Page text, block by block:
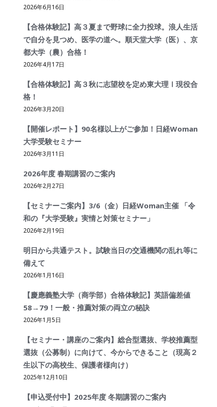
2026年6月16日
【合格体験記】高３夏まで野球に全力投球。浪人生活
で自分を見つめ、医学の道へ。順天堂大学（医）、京
都大学（農）合格！
2026年4月17日
【合格体験記】高３秋に志望校を定め東大理Ⅰ現役合
格！
2026年3月20日
【開催レポート】90名様以上がご参加！日経Woman
大学受験セミナー
2026年3月11日
2026年度 春期講習のご案内
2026年2月27日
【セミナーご案内】3/6（金）日経Woman主催 「令
和の『大学受験』実情と対策セミナー」
2026年2月19日
明日から共通テスト。試験当日の交通機関の乱れ等に
備えて
2026年1月16日
【慶應義塾大学（商学部）合格体験記】英語偏差値
58→79！一般・推薦対策の両立の秘訣
2026年1月5日
【セミナー・講座のご案内】総合型選抜、学校推薦型
選抜（公募制）に向けて、今からできること（現高２
生以下の高校生、保護者様向け）
2025年12月10日
【申込受付中】2025年度 冬期講習のご案内